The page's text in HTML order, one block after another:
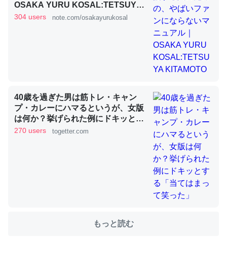
これを元に考えるとカルシウムを大量に使う脊椎動物と貝
類は苦労してるんだな…。腹足類だと殻を無くしてナメク
─ニュース :: 【研究発表】昆虫学の大問題＝「昆虫はなぜ海にいな
ウチもEchoを実家に置いて４年。でたまに覗いてる。ぼ
ちぼちRingも置こうかと画策中。あと、Googleマップで
位置情報を共有してる。電池残量や充電中かが分かるので
─たまにLINEするくらいだった遠方の父67歳と僕。ITツール導入で
コミュニケーションが劇的に変化した｜tayorini by LIFULL介護
OSAKA YURU KOSAL:TETSUYA
KITAMOTO
304 users note.com/osakayurukosal
40歳を過ぎた男は筋トレ・キャン
プ・カレーにハマるというが、女版
は何か？挙げられた例にドキッとす
る「当てはまって笑った」
270 users togetter.com
もっと読む